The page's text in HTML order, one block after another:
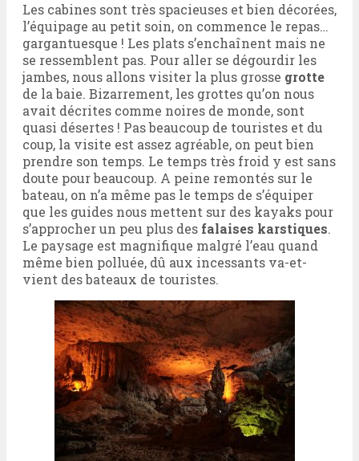
Les cabines sont très spacieuses et bien décorées,
l’équipage au petit soin, on commence le repas…
gargantuesque ! Les plats s’enchaînent mais ne
se ressemblent pas. Pour aller se dégourdir les
jambes, nous allons visiter la plus grosse grotte
de la baie. Bizarrement, les grottes qu’on nous
avait décrites comme noires de monde, sont
quasi désertes ! Pas beaucoup de touristes et du
coup, la visite est assez agréable, on peut bien
prendre son temps. Le temps très froid y est sans
doute pour beaucoup. A peine remontés sur le
bateau, on n’a même pas le temps de s’équiper
que les guides nous mettent sur des kayaks pour
s’approcher un peu plus des falaises karstiques.
Le paysage est magnifique malgré l’eau quand
même bien polluée, dû aux incessants va-et-
vient des bateaux de touristes.